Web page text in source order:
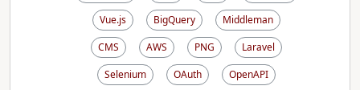
Vue.js
BigQuery
Middleman
CMS
AWS PNG
Laravel
Selenium
OAuth
OpenAPI